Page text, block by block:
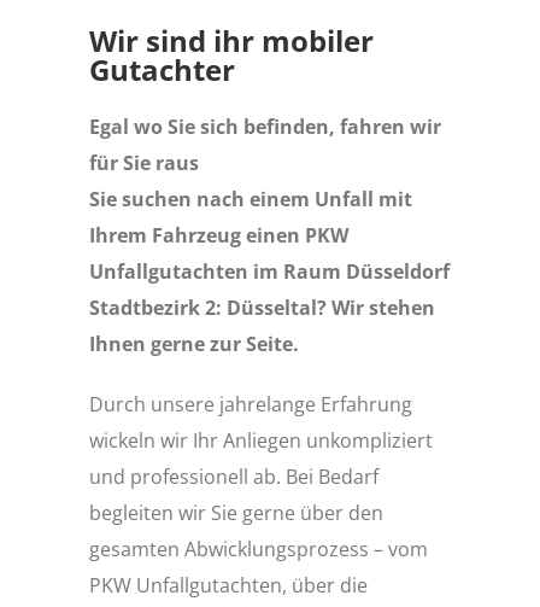
Wir sind ihr mobiler
Gutachter
Egal wo Sie sich befinden, fahren wir
für Sie raus
Sie suchen nach einem Unfall mit
Ihrem Fahrzeug einen PKW
Unfallgutachten im Raum Düsseldorf
Stadtbezirk 2: Düsseltal? Wir stehen
Ihnen gerne zur Seite.
Durch unsere jahrelange Erfahrung
wickeln wir Ihr Anliegen unkompliziert
und professionell ab. Bei Bedarf
begleiten wir Sie gerne über den
gesamten Abwicklungsprozess – vom
PKW Unfallgutachten, über die